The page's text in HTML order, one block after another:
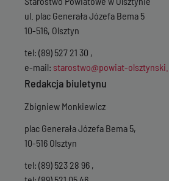
ul. plac Generała Józefa Bema 5
10-516, Olsztyn
tel: (89) 527 21 30 ,
e-mail: starostwo@powiat-
Redakcja biuletynu
Zbigniew Monkiewicz
plac Generała Józefa Bema 5,
10-516 Olsztyn
tel: (89) 523 28 96 ,